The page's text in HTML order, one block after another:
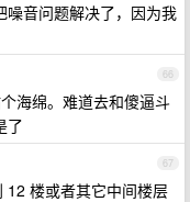
噪音问题解决了，因为我
66
海绵。难道去和傻逼斗
了
67
12 楼或者其它中间楼层